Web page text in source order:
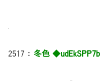
｀ゝ
2517 ： 冬色